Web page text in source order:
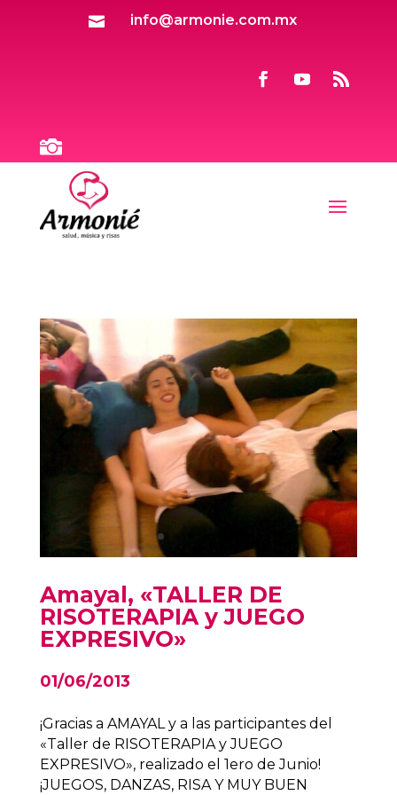
 info@armonie.com.mx

Amayal, «TALLER DE
RISOTERAPIA y JUEGO
EXPRESIVO»
01/06/2013
¡Gracias a AMAYAL y a las participantes del
«Taller de RISOTERAPIA y JUEGO
EXPRESIVO», realizado el 1ero de Junio!
¡JUEGOS, DANZAS, RISA Y MUY BUEN